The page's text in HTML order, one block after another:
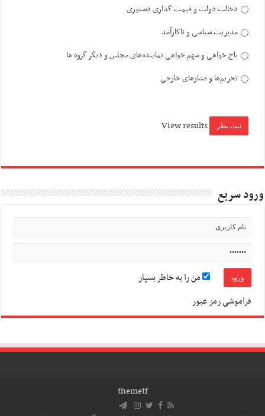
دخالت دولت و قیمت گذاری دستوری
مدیریت سیاسی و ناکارآمد
باج خواهی و سهم خواهی نماینده‌های مجلس و دیگر گروه ها
تحریم‌ها و فشارهای خارجی
View results
ورود سریع
من را به خاطر بسپار
فراموشی رمز عبور
themetf